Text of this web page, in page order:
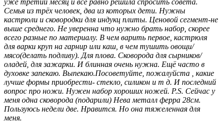
уже третий месяц и всё равно решила спросить совета.
Семья из трёх человек, два из которых дети. Нужны
кастрюли и сковородки для индукц плиты. Ценовой сегмент-не
выше среднего. Не уверенна что нужно брать набор, скорее
всего разные по материалу. В чем варить первое, кастрюля
для варки круп на гарнир или каш, в чем тушить овощи/
мясо(делать подливу). Для плова. Сковорода для сырников/
оладей, для зажарки. И блинная очень нужна. Ещё часто в
духовке запекаю. Выпекаю.Посоветуйте, пожалуйста , какие
лучше формы приобрести- стекло, силикон и т д. И последний
вопрос про ножи. Нужен набор хороших ножей. P.S. Сейчас у
меня одна сковорода (подарили) Нева металл ферра 28см.
Пользуюсь недели две. Нравится. Но она тяжеленная для
меня.